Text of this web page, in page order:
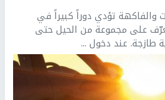
والفاكهة تؤدي دوراً كبيراً في
على مجموعة من الحيل حتى
طازجة. عند دخول ...